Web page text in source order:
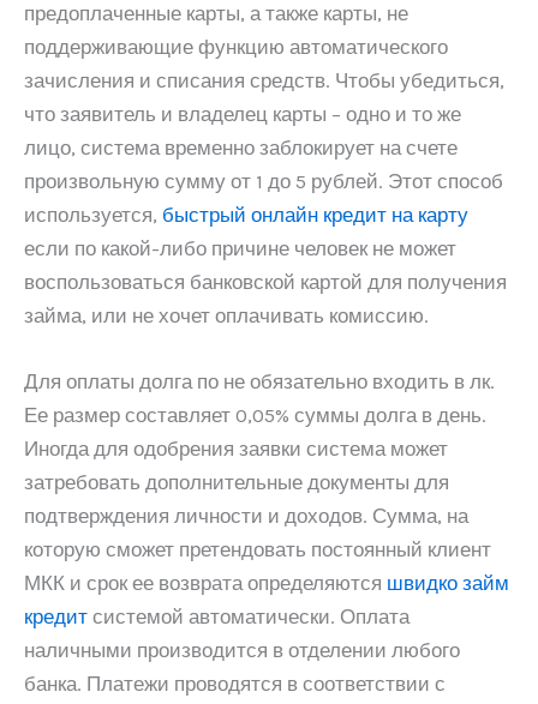
предоплаченные карты, а также карты, не
поддерживающие функцию автоматического
зачисления и списания средств. Чтобы убедиться,
что заявитель и владелец карты – одно и то же
лицо, система временно заблокирует на счете
произвольную сумму от 1 до 5 рублей. Этот способ
используется, быстрый онлайн кредит на карту
если по какой-либо причине человек не может
воспользоваться банковской картой для получения
займа, или не хочет оплачивать комиссию.
Для оплаты долга по не обязательно входить в лк.
Ее размер составляет 0,05% суммы долга в день.
Иногда для одобрения заявки система может
затребовать дополнительные документы для
подтверждения личности и доходов. Сумма, на
которую сможет претендовать постоянный клиент
МКК и срок ее возврата определяются швидко займ
кредит системой автоматически. Оплата
наличными производится в отделении любого
банка. Платежи проводятся в соответствии с